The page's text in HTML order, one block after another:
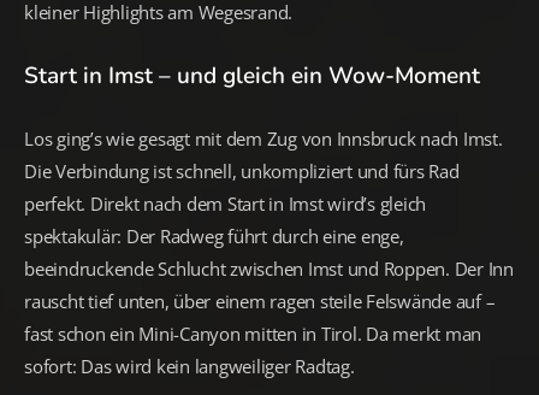
kleiner Highlights am Wegesrand.
Start in Imst – und gleich ein Wow-Moment
Los ging’s wie gesagt mit dem Zug von Innsbruck nach Imst.
Die Verbindung ist schnell, unkompliziert und fürs Rad
perfekt. Direkt nach dem Start in Imst wird’s gleich
spektakulär: Der Radweg führt durch eine enge,
beeindruckende Schlucht zwischen Imst und Roppen. Der Inn
rauscht tief unten, über einem ragen steile Felswände auf –
fast schon ein Mini-Canyon mitten in Tirol. Da merkt man
sofort: Das wird kein langweiliger Radtag.